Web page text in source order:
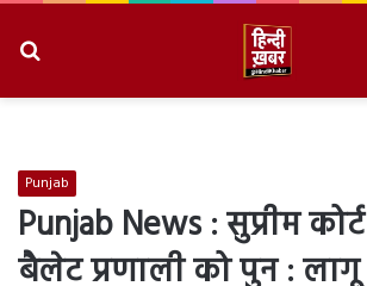
Punjab
Punjab News : सुप्रीम कोर्ट
बैलेट प्रणाली को पुन :